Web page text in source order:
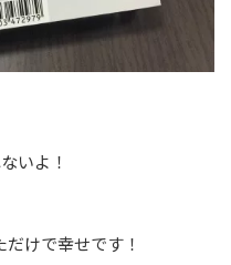
いよ！
けで幸せです！